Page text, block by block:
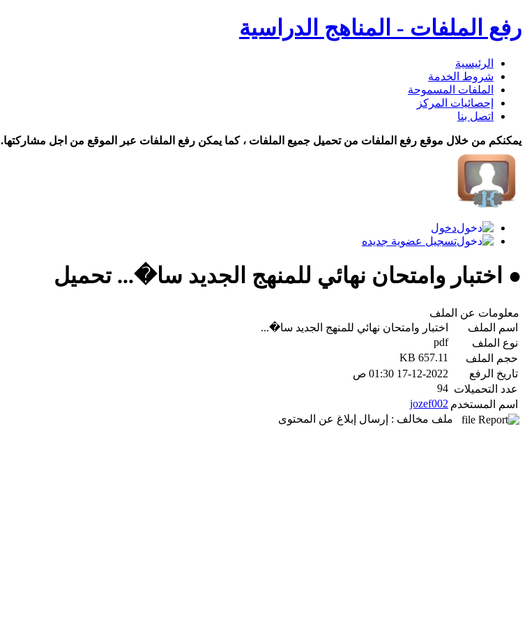
رفع الملفات - المناهج الدراسية
الرئيسية
شروط الخدمة
الملفات المسموحة
إحصائيات المركز
اتصل بنا
يمكنكم من خلال موقع رفع الملفات من تحميل جميع الملفات ، كما يمكن رفع الملفات عبر الموقع من اجل مشاركتها.
دخول
تسجيل عضوية جديده
● اختبار وامتحان نهائي للمنهج الجديد سا�... تحميل
معلومات عن الملف
اسم الملف
اختبار وامتحان نهائي للمنهج الجديد سا�...
نوع الملف
pdf
حجم الملف
657.11 KB
تاريخ الرفع
17-12-2022 01:30 ص
عدد التحميلات 94
اسم المستخدم jozef002
ملف مخالف : إرسال إبلاغ عن المحتوى